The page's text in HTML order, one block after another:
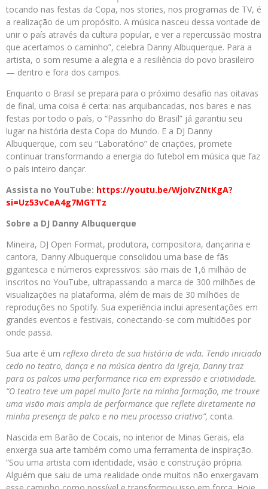
tocando nas festas da Copa, nos stories, nos programas de TV, é
a realização de um propósito. A música nasceu dessa vontade de
unir o país através da cultura popular, e ver a repercussão mostra
que acertamos o caminho”, celebra Danny Albuquerque. Para a
artista, o som resume a alegria e a resiliência do povo brasileiro
— dentro e fora dos campos.
Enquanto o Brasil se prepara para o próximo desafio nas oitavas
de final, uma coisa é certa: nas arquibancadas, nos bares e nas
festas por todo o país, o “Passinho do Brasil” já garantiu seu
lugar na história desta Copa do Mundo. E a DJ Danny
Albuquerque, com seu “Laboratório” de criações, promete
continuar transformando a energia do futebol em música que faz
o país inteiro dançar.
Assista no YouTube: https://youtu.be/WjoIvZNtKgA?
si=Uz53vCeA4g7MGTTz
Sobre a DJ Danny Albuquerque
Mineira, DJ Open Format, produtora, compositora, dançarina e
cantora, Danny Albuquerque consolidou uma base de fãs
gigantesca e números expressivos: são mais de 1,6 milhão de
inscritos no YouTube, ultrapassando a marca de 300 milhões de
visualizações na plataforma, além de mais de 30 milhões de
reproduções no Spotify. Sua experiência inclui apresentações em
grandes eventos e festivais, conectando-se com multidões por
onde passa.
Sua arte é um reflexo direto de sua história de vida. Tendo iniciado
cedo no teatro, dança e na música dentro da igreja, Danny traz
para os palcos uma performance rica em expressão e criatividade.
“O teatro teve um papel muito forte na minha formação, me trouxe
uma visão mais ampla de performance que reflete diretamente na
minha presença de palco e no meu processo criativo”, conta.
Nascida em Barão de Cocais, no interior de Minas Gerais, ela
enxerga sua arte também como uma ferramenta de inspiração.
“Sou uma artista com identidade, visão e construção própria.
Alguém que saiu de uma realidade onde muitos não enxergavam